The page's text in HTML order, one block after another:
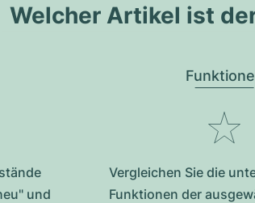
Welcher Artikel ist
und
Vergleichen Sie die
Funktionen der